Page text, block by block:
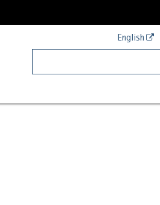
English